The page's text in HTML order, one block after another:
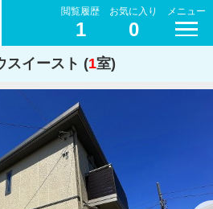
閲覧履歴
1
お気に入り
0
メニュー
スイースト (1室)